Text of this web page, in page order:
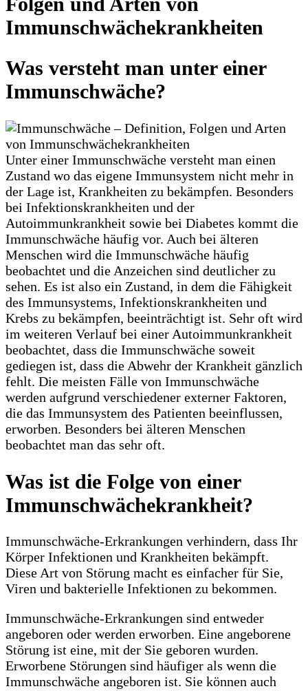
Immunschwächekrankheiten
Was versteht man unter einer
Immunschwäche?
Unter einer Immunschwäche versteht man einen
Zustand wo das eigene Immunsystem nicht mehr in
der Lage ist, Krankheiten zu bekämpfen. Besonders
bei Infektionskrankheiten und der
Autoimmunkrankheit sowie bei Diabetes kommt die
Immunschwäche häufig vor. Auch bei älteren
Menschen wird die Immunschwäche häufig
beobachtet und die Anzeichen sind deutlicher zu
sehen. Es ist also ein Zustand, in dem die Fähigkeit
des Immunsystems, Infektionskrankheiten und
Krebs zu bekämpfen, beeinträchtigt ist. Sehr oft wird
im weiteren Verlauf bei einer Autoimmunkrankheit
beobachtet, dass die Immunschwäche soweit
gediegen ist, dass die Abwehr der Krankheit gänzlich
fehlt. Die meisten Fälle von Immunschwäche
werden aufgrund verschiedener externer Faktoren,
die das Immunsystem des Patienten beeinflussen,
erworben. Besonders bei älteren Menschen
beobachtet man das sehr oft.
Was ist die Folge von einer
Immunschwächekrankheit?
Immunschwäche-Erkrankungen verhindern, dass Ihr
Körper Infektionen und Krankheiten bekämpft.
Diese Art von Störung macht es einfacher für Sie,
Viren und bakterielle Infektionen zu bekommen.
Immunschwäche-Erkrankungen sind entweder
angeboren oder werden erworben. Eine angeborene
Störung ist eine, mit der Sie geboren wurden.
Erworbene Störungen sind häufiger als wenn die
Immunschwäche angeboren ist. Sie können auch